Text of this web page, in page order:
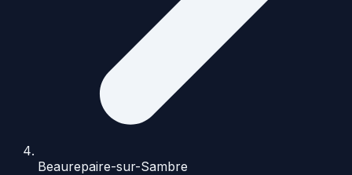
Beaurepaire-sur-Sambre